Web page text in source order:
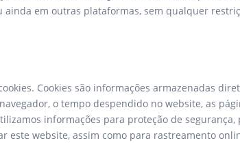
em outras plataformas, sem qualquer
Cookies são informações armazenadas
o tempo despendido no website, as
informações para proteção de
website, assim como para rastreamento